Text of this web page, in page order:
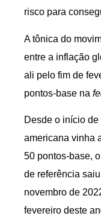
risco para
A tônica do
entre a inflação
ali pelo fim de
pontos-base na
Desde o início
americana vinha
50 pontos-base,
de referência
novembro de
fevereiro deste